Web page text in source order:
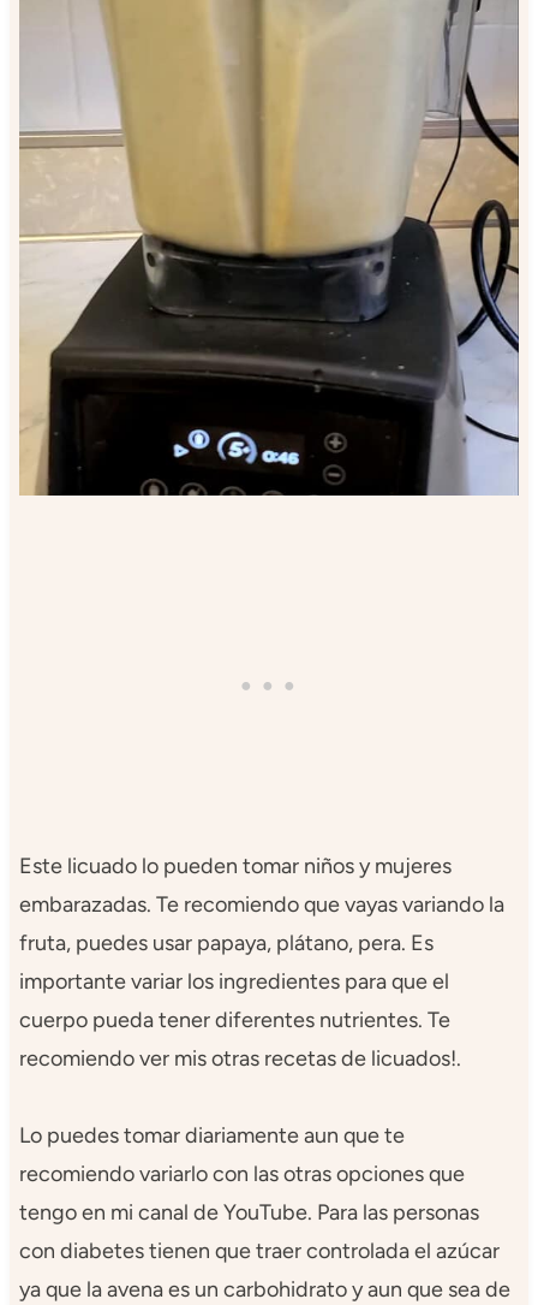
Este licuado lo pueden tomar niños y mujeres
embarazadas. Te recomiendo que vayas variando la
fruta, puedes usar papaya, plátano, pera. Es
importante variar los ingredientes para que el
cuerpo pueda tener diferentes nutrientes.​​​​​​​ Te
recomiendo ver mis otras recetas de licuados!.
Lo puedes tomar diariamente aun que te
recomiendo variarlo con las otras opciones que
tengo en mi canal de YouTube. Para las personas
con diabetes tienen que traer controlada el azúcar
ya que la avena es un carbohidrato y aun que sea de